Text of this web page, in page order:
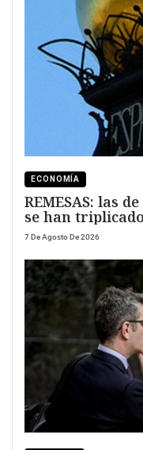
ECONOMÍA
REMESAS: las
se han triplicado
7 De Agosto De 2026